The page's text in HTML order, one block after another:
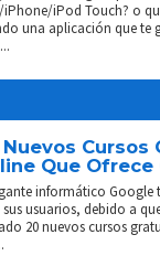
iPhone/iPod Touch? o
una aplicación que te
Cursos
Que Ofrece
informático Google
sus usuarios, debido a
20 nuevos cursos